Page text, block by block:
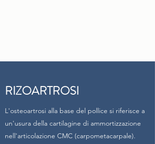
RIZOARTROSI
L'osteoartrosi alla base del pollice si riferisce a
un'usura della cartilagine di ammortizzazione
nell'articolazione CMC (carpometacarpale).